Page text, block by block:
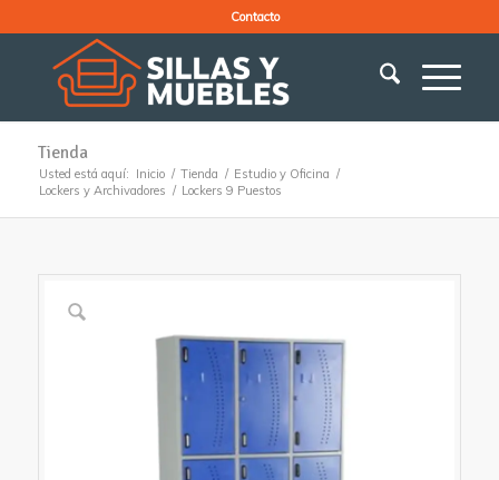
Contacto
Tienda
Usted está aquí: Inicio / Tienda / Estudio y Oficina /
Lockers y Archivadores / Lockers 9 Puestos